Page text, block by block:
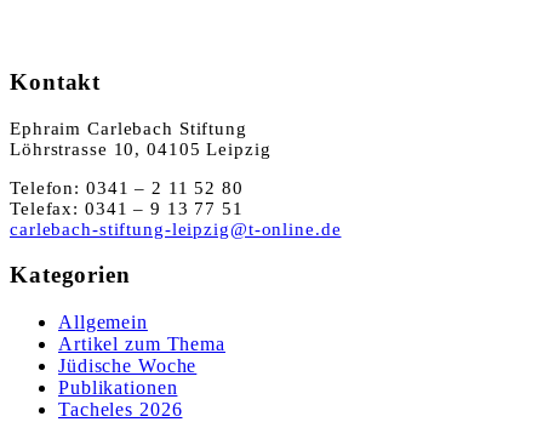
Kontakt
Ephraim Carlebach Stiftung
Löhrstrasse 10, 04105 Leipzig
Telefon: 0341 – 2 11 52 80
Telefax: 0341 – 9 13 77 51
carlebach-stiftung-leipzig@t-online.de
Kategorien
Allgemein
Artikel zum Thema
Jüdische Woche
Publikationen
Tacheles 2026